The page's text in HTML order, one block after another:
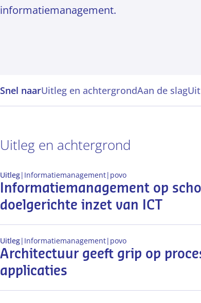
informatiemanagement.
Snel naarUitleg en achtergrondAan de slag
Uitleg en achtergrond
Informatiemanagement op
doelgerichte inzet van ICT
Uitleg| Informatiemanagement| povo
Architectuur geeft grip op
applicaties
Uitleg| Informatiemanagement| povo